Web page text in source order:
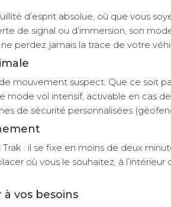
d’esprit absolue, où que vous
de signal ou d’immersion, son
perdez jamais la trace de votre
mouvement suspect. Que ce soit
vol intensif, activable en cas
de sécurité personnalisées
: il se fixe en moins de deux
où vous le souhaitez, à
vos besoins